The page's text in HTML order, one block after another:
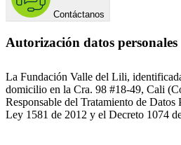
Contáctanos
Autorización datos personales
La Fundación Valle del Lili,
domicilio en la Cra. 98 #18-49, Cali
Responsable del Tratamiento de Datos
Ley 1581 de 2012 y el Decreto 1074